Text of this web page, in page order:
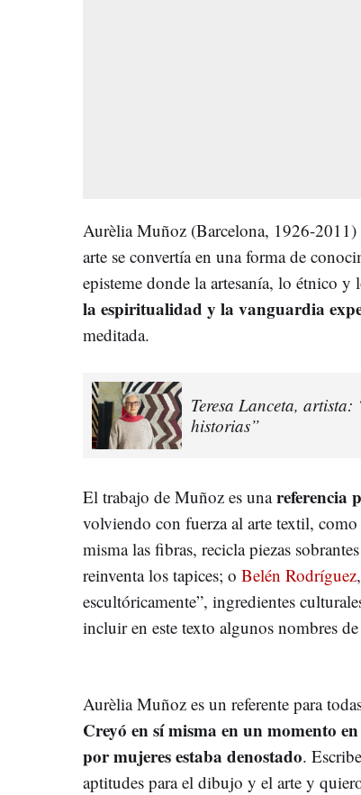
Aurèlia Muñoz (Barcelona, 1926-2011)
arte se convertía en una forma de
episteme donde la artesanía, lo étnico
la espiritualidad y la vanguardia
meditada.
Teresa Lanceta,
historias”
El trabajo de Muñoz es unareferencia
volviendo con fuerza al arte textil, como
misma las fibras, recicla piezas
reinventa los tapices; o Belén Rodríguez
escultóricamente”, ingredientes
incluir en este texto algunos nombres de
Aurèlia Muñoz es un referente para
Creyó en sí misma en un momento
por mujeres estaba denostado.
aptitudes para el dibujo y el arte y